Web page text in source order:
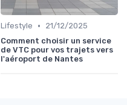
Lifestyle •
21/12/2025
Comment choisir un service
de VTC pour vos trajets vers
l'aéroport de Nantes